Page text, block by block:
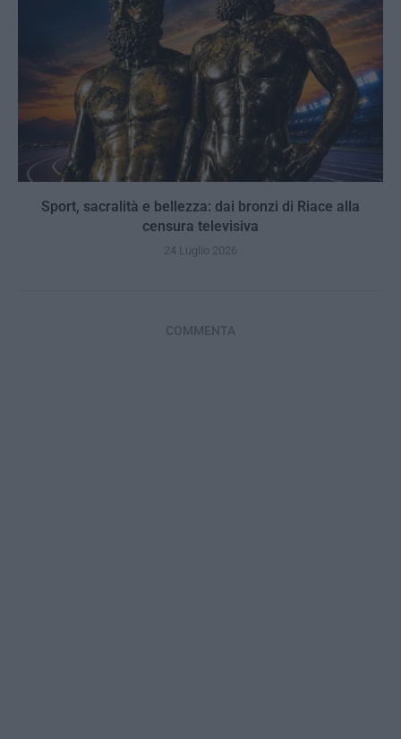
Sport, sacralità e bellezza: dai bronzi di Riace alla
censura televisiva
24 Luglio 2026
COMMENTA